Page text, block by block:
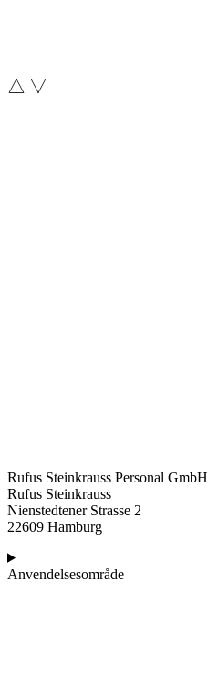
Rufus Steinkrauss Personal GmbH
Rufus Steinkrauss
Nienstedtener Strasse 2
22609 Hamburg
Anvendelsesområde